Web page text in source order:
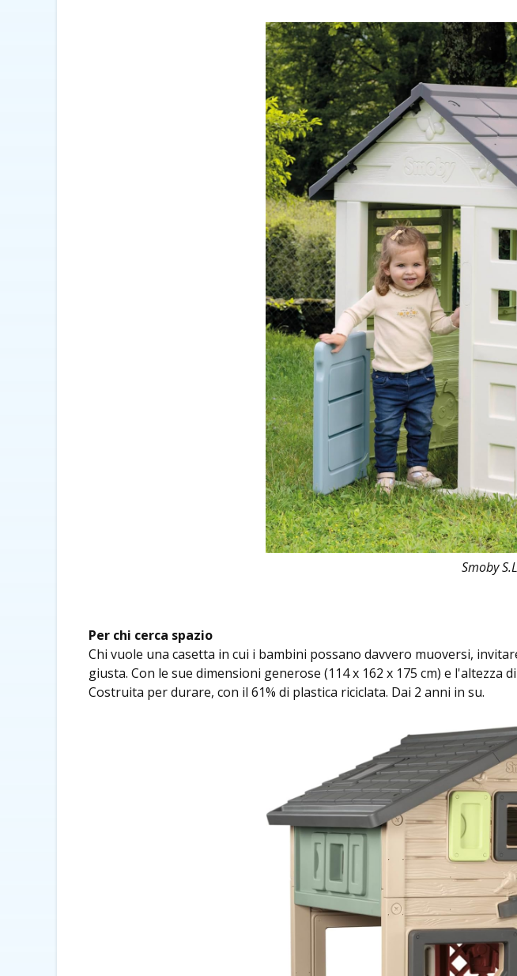
Smoby
Per chi cerca spazio
Chi vuole una casetta in cui i bambini possano davvero muoversi,
giusta. Con le sue dimensioni generose (114 x 162 x 175 cm) e
Costruita per durare, con il 61% di plastica riciclata. Dai 2 anni in su.